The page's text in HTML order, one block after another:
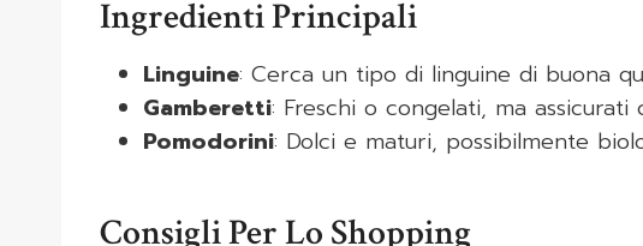
Ingredienti Principali
Linguine: Cerca un tipo di linguine di buona
Gamberetti: Freschi o congelati, ma assicurati
Pomodorini: Dolci e maturi, possibilmente
Consigli Per Lo Shopping